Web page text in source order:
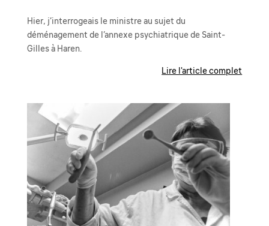
Hier, j’interrogeais le ministre au sujet du
déménagement de l’annexe psychiatrique de Saint-
Gilles à Haren.
Lire l'article complet